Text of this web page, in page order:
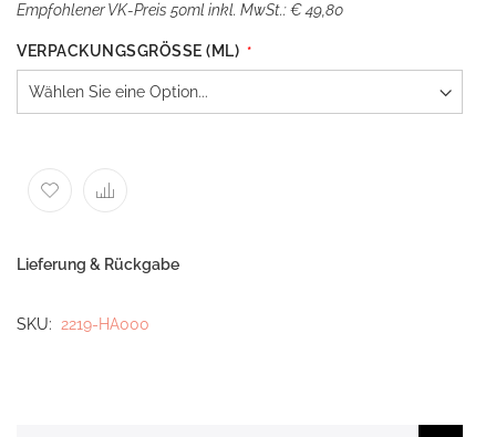
Empfohlener VK-Preis 50ml inkl. MwSt.: € 49,80
VERPACKUNGSGRÖSSE (ML)
Lieferung & Rückgabe
SKU 2219-HA000